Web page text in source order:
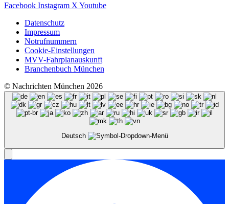
Facebook Instagram X Youtube
Datenschutz
Impressum
Notrufnummern
Cookie-Einstellungen
MVV-Fahrplanauskunft
Branchenbuch München
© Nachrichten München 2026
Deutsch